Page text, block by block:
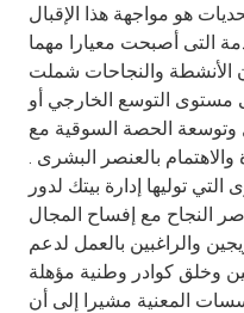
هو مواجهة هذا الإقبال
التى أصبحت معيارا مهما
الأنشطة والنجاحات شملت
مستوى التوسع الخارجي أو
وتوسعة الحصة السوقية مع
بالعنصر البشرى .
توليها إدارة بيتك لدور
النجاح مع إفساح المجال
والراغبين بالعمل لدعم
وخلق كوادر وطنية مؤهلة
المعنية مشيرا إلى أن